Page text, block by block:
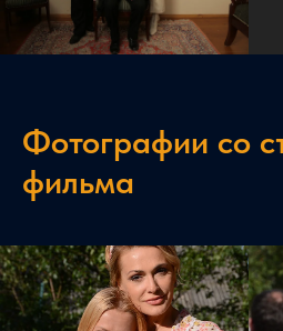
Фотографии со
фильма